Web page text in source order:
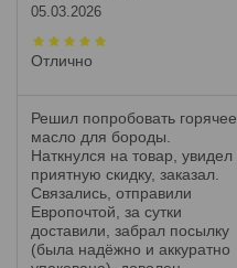
05.03.2026
Отлично
Решил попробовать горячее
масло для бороды.
Наткнулся на товар, увидел
приятную скидку, заказал.
Связались, отправили
Европочтой, за сутки
доставили, забрал посылку
(была надёжно и аккуратно